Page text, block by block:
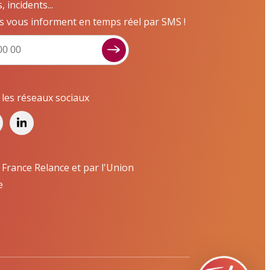
incidents...
vous informent en temps réel par SMS !
réseaux sociaux
Relance et par l'Union
Signaler un dysfonctionnement ?
Cliquez ici pour interagir avec les services de
votre ville !